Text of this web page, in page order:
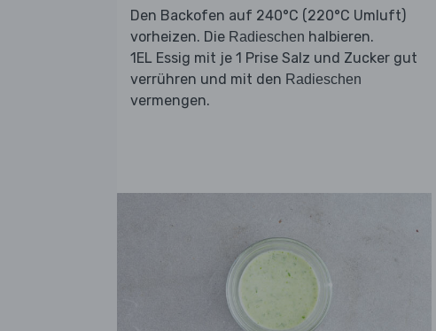
Den Backofen auf 240°C (220°C Umluft)
vorheizen. Die Radieschen halbieren.
1EL Essig mit je 1 Prise Salz und Zucker gut
verrühren und mit den Radieschen
vermengen.